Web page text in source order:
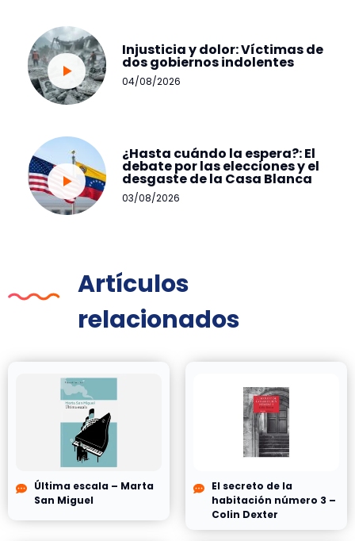
Injusticia y dolor: Víctimas de
dos gobiernos indolentes
04/08/2026
¿Hasta cuándo la espera?: El
debate por las elecciones y el
desgaste de la Casa Blanca
03/08/2026
Artículos
relacionados
Última escala – Marta
San Miguel
El secreto de la
habitación número 3 –
Colin Dexter